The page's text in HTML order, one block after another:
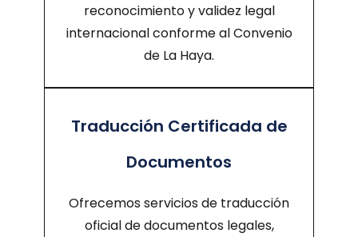
reconocimiento y validez legal
internacional conforme al Convenio
de La Haya.
Traducción Certificada de
Documentos
Ofrecemos servicios de traducción
oficial de documentos legales,